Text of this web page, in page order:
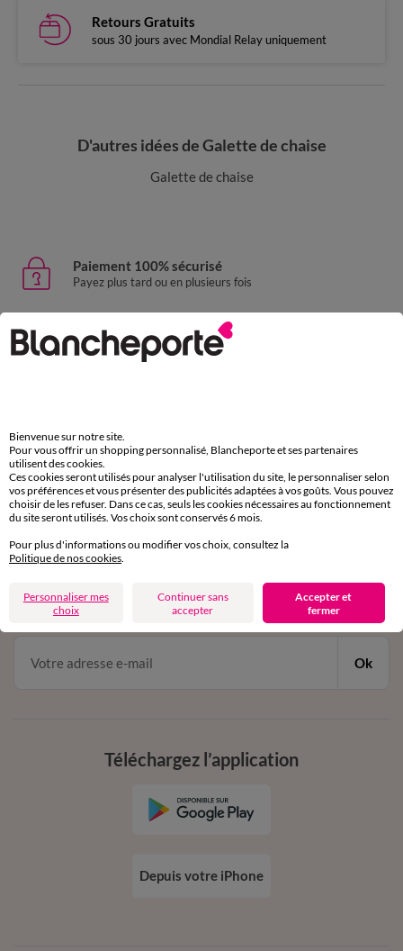
Retours Gratuits
sous 30 jours avec Mondial Relay uniquement
D'autres idées de Galette de chaise
Galette de chaise
Paiement 100% sécurisé
Payez plus tard ou en plusieurs fois
Livraison express
domicile, relais, consignes automatiques
Service clients
par chat et par téléphone
de 8h00 à 20h00 du lundi au samedi
11€ Offerts
dès 20€ d’achat
conditions dans votre email de confirmation
Ok
Téléchargez l’application
Depuis votre iPhone
Bienvenue sur notre site.
Pour vous offrir un shopping personnalisé, Blancheporte et ses partenaires
utilisent des cookies.
Ces cookies seront utilisés pour analyser l'utilisation du site, le personnaliser selon
vos préférences et vous présenter des publicités adaptées à vos goûts. Vous pouvez
choisir de les refuser. Dans ce cas, seuls les cookies nécessaires au fonctionnement
du site seront utilisés. Vos choix sont conservés 6 mois.
Pour plus d'informations ou modifier vos choix, consultez la
Politique de nos cookies.
Personnaliser mes
choix
Continuer sans
accepter
Accepter et
fermer